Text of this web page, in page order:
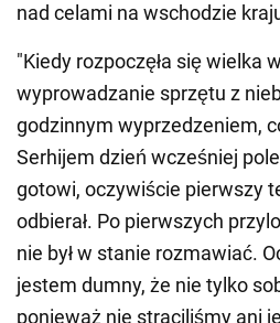
nad celami na wschodzie
"Kiedy rozpoczęła się wielka
wyprowadzanie sprzętu z
godzinnym wyprzedzeniem,
Serhijem dzień wcześniej
gotowi, oczywiście pierwszy
odbierał. Po pierwszych
nie był w stanie rozmawiać.
jestem dumny, że nie tylko
ponieważ nie straciliśmy ani